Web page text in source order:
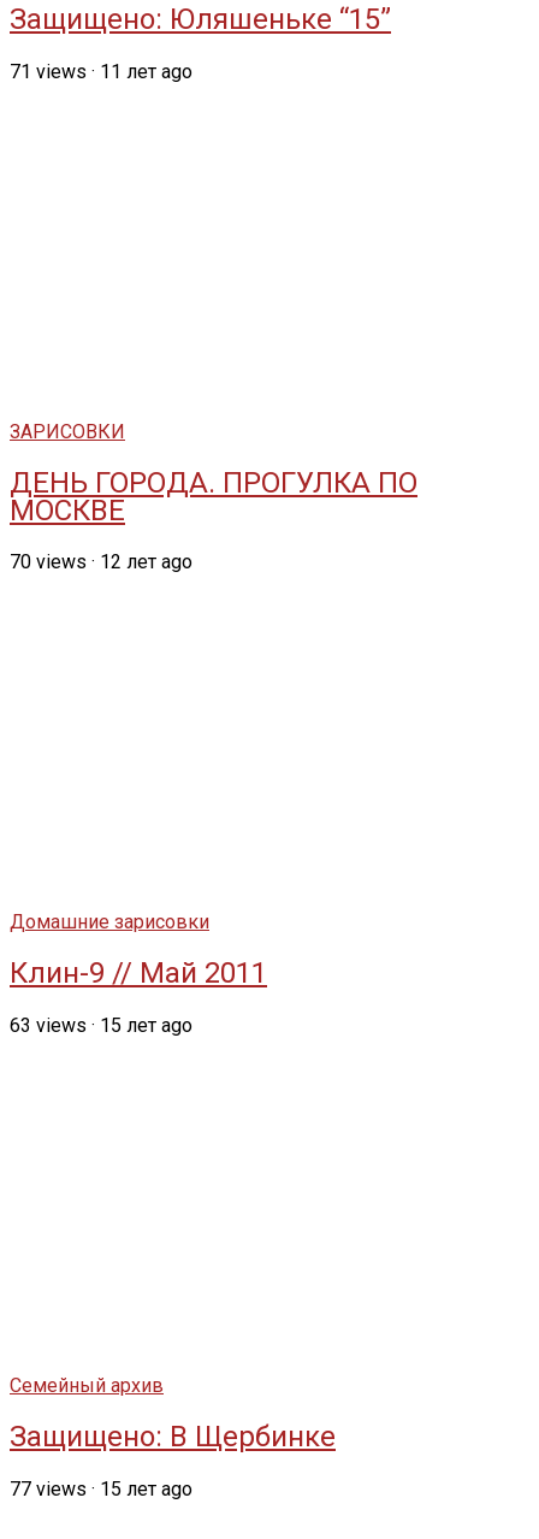
Защищено: Юляшеньке “15”
71 views · 11 лет ago
ЗАРИСОВКИ
ДЕНЬ ГОРОДА. ПРОГУЛКА ПО
МОСКВЕ
70 views · 12 лет ago
Домашние зарисовки
Клин-9 // Май 2011
63 views · 15 лет ago
Семейный архив
Защищено: В Щербинке
77 views · 15 лет ago